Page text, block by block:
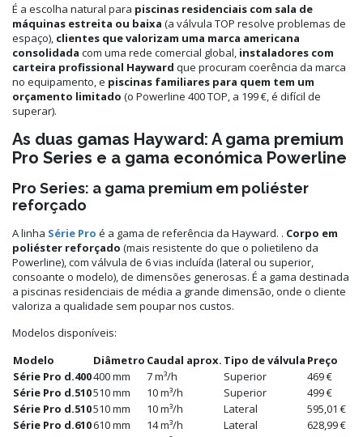
É a escolha natural para piscinas residenciais com sala de
máquinas estreita ou baixa (a válvula TOP resolve problemas de
espaço), clientes que valorizam uma marca americana
consolidada com uma rede comercial global, instaladores com
carteira profissional Hayward que procuram coerência da marca
no equipamento, e piscinas familiares para quem tem um
orçamento limitado (o Powerline 400 TOP, a 199 €, é difícil de
superar).
As duas gamas Hayward: A gama premium
Pro Series e a gama económica Powerline
Pro Series: a gama premium em poliéster
reforçado
A linha Série Pro é a gama de referência da Hayward. . Corpo em
poliéster reforçado (mais resistente do que o polietileno da
Powerline), com válvula de 6 vias incluída (lateral ou superior,
consoante o modelo), de dimensões generosas. É a gama destinada
a piscinas residenciais de média a grande dimensão, onde o cliente
valoriza a qualidade sem poupar nos custos.
Modelos disponíveis:
Modelo
Diâmetro Caudal aprox. Tipo de válvula Preço
Série Pro d.400400 mm 7 m³/h Superior
469 €
Série Pro d.510510 mm 10 m³/h Superior
499 €
Série Pro d.510510 mm 10 m³/h Lateral
595,01 €
Série Pro d.610610 mm 14 m³/h Lateral
628,99 €